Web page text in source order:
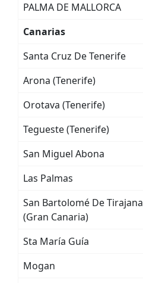
PALMA DE MALLORCA
Canarias
Santa Cruz De Tenerife
Arona (Tenerife)
Orotava (Tenerife)
Tegueste (Tenerife)
San Miguel Abona
Las Palmas
San Bartolomé De Tirajana
(Gran Canaria)
Sta María Guía
Mogan